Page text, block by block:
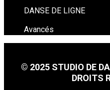
DANSE DE LIGNE
Avancés
© 2025 STUDIO DE
DROITS